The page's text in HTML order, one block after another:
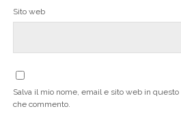
Sito web
Salva il mio nome, email e sito web in
che commento.